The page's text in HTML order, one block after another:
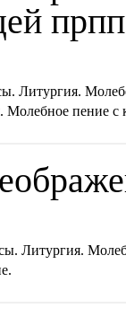
Литургия.
Молебное пение
Литургия.